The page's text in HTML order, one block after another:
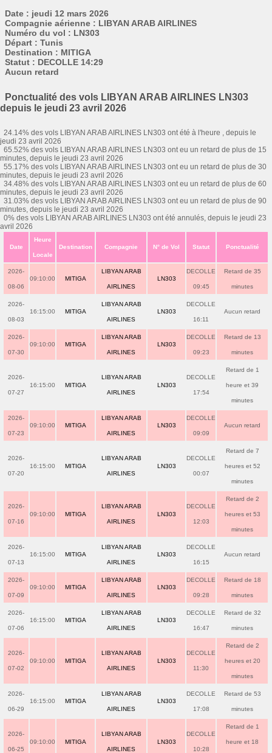
Date : jeudi 12 mars 2026
Compagnie aérienne : LIBYAN ARAB AIRLINES
Numéro du vol : LN303
Départ : Tunis
Destination : MITIGA
Statut : DECOLLE 14:29
Aucun retard
Ponctualité des vols LIBYAN ARAB AIRLINES LN303
depuis le jeudi 23 avril 2026
24.14% des vols LIBYAN ARAB AIRLINES LN303 ont été à l'heure , depuis le
jeudi 23 avril 2026
65.52% des vols LIBYAN ARAB AIRLINES LN303 ont eu un retard de plus de 15
minutes, depuis le jeudi 23 avril 2026
55.17% des vols LIBYAN ARAB AIRLINES LN303 ont eu un retard de plus de 30
minutes, depuis le jeudi 23 avril 2026
34.48% des vols LIBYAN ARAB AIRLINES LN303 ont eu un retard de plus de 60
minutes, depuis le jeudi 23 avril 2026
31.03% des vols LIBYAN ARAB AIRLINES LN303 ont eu un retard de plus de 90
minutes, depuis le jeudi 23 avril 2026
0% des vols LIBYAN ARAB AIRLINES LN303 ont été annulés, depuis le jeudi 23
avril 2026
Date
Heure
Locale
Destination Compagnie N° de Vol Statut Ponctualité
2026-
08-06
09:10:00 MITIGA
LIBYAN ARAB
AIRLINES
LN303
DECOLLE
09:45
Retard de 35
minutes
2026-
08-03
16:15:00 MITIGA
LIBYAN ARAB
AIRLINES
LN303
DECOLLE
16:11
Aucun retard
2026-
07-30
09:10:00 MITIGA
LIBYAN ARAB
AIRLINES
LN303
DECOLLE
09:23
Retard de 13
minutes
2026-
07-27
16:15:00 MITIGA
LIBYAN ARAB
AIRLINES
LN303
DECOLLE
17:54
Retard de 1
heure et 39
minutes
2026-
07-23
09:10:00 MITIGA
LIBYAN ARAB
AIRLINES
LN303
DECOLLE
09:09
Aucun retard
2026-
07-20
16:15:00 MITIGA
LIBYAN ARAB
AIRLINES
LN303
DECOLLE
00:07
Retard de 7
heures et 52
minutes
2026-
07-16
09:10:00 MITIGA
LIBYAN ARAB
AIRLINES
LN303
DECOLLE
12:03
Retard de 2
heures et 53
minutes
2026-
07-13
16:15:00 MITIGA
LIBYAN ARAB
AIRLINES
LN303
DECOLLE
16:15
Aucun retard
2026-
07-09
09:10:00 MITIGA
LIBYAN ARAB
AIRLINES
LN303
DECOLLE
09:28
Retard de 18
minutes
2026-
07-06
16:15:00 MITIGA
LIBYAN ARAB
AIRLINES
LN303
DECOLLE
16:47
Retard de 32
minutes
2026-
07-02
09:10:00 MITIGA
LIBYAN ARAB
AIRLINES
LN303
DECOLLE
11:30
Retard de 2
heures et 20
minutes
2026-
06-29
16:15:00 MITIGA
LIBYAN ARAB
AIRLINES
LN303
DECOLLE
17:08
Retard de 53
minutes
2026-
06-25
09:10:00 MITIGA
LIBYAN ARAB
AIRLINES
LN303
DECOLLE
10:28
Retard de 1
heure et 18